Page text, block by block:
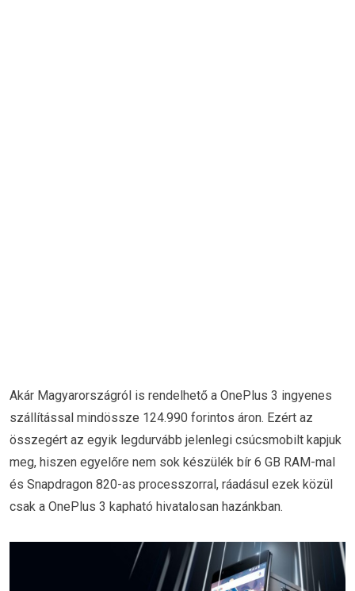
Akár Magyarországról is rendelhető a OnePlus 3 ingyenes
szállítással mindössze 124.990 forintos áron. Ezért az
összegért az egyik legdurvább jelenlegi csúcsmobilt kapjuk
meg, hiszen egyelőre nem sok készülék bír 6 GB RAM-mal
és Snapdragon 820-as processzorral, ráadásul ezek közül
csak a OnePlus 3 kapható hivatalosan hazánkban.